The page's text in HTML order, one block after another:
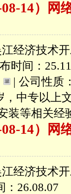
14）网
经济技术
时间：
| 公司性质
，中专以上
装等相关经
14）网
经济技术
：26.08.07